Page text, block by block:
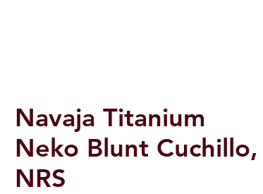
Navaja Titanium
Neko Blunt Cuchillo,
NRS